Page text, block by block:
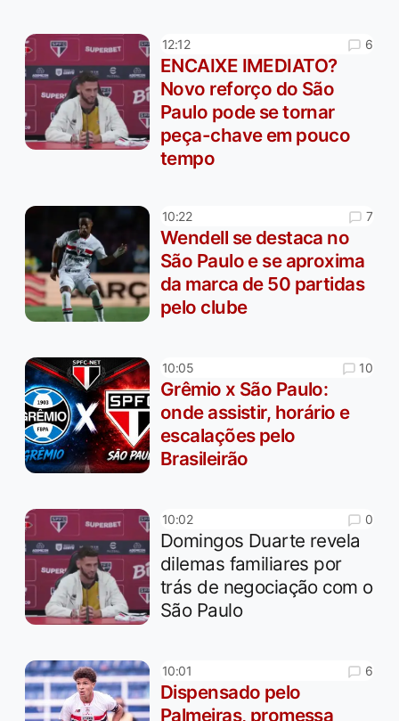
12:12 6
ENCAIXE IMEDIATO?
Novo reforço do São
Paulo pode se tornar
peça-chave em pouco
tempo
10:22 7
Wendell se destaca no
São Paulo e se aproxima
da marca de 50 partidas
pelo clube
10:05 10
Grêmio x São Paulo:
onde assistir, horário e
escalações pelo
Brasileirão
10:02 0
Domingos Duarte revela
dilemas familiares por
trás de negociação com o
São Paulo
10:01 6
Dispensado pelo
Palmeiras, promessa